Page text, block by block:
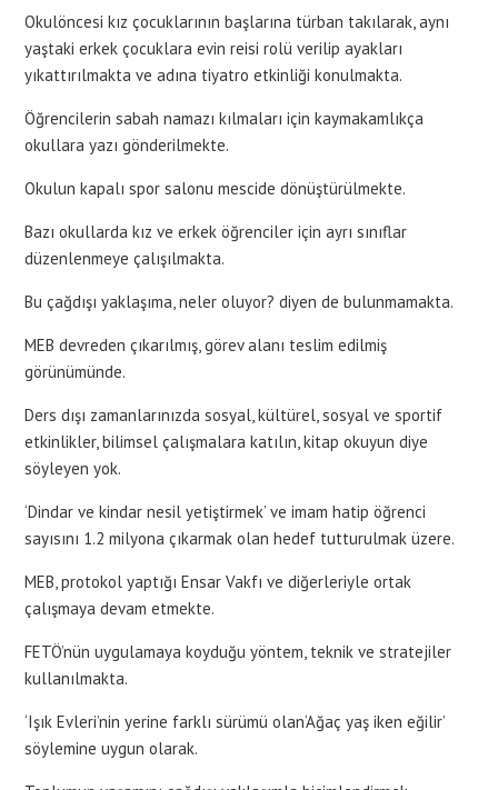
Okulöncesi kız çocuklarının başlarına türban takılarak, aynı
yaştaki erkek çocuklara evin reisi rolü verilip ayakları
yıkattırılmakta ve adına tiyatro etkinliği konulmakta.
Öğrencilerin sabah namazı kılmaları için kaymakamlıkça
okullara yazı gönderilmekte.
Okulun kapalı spor salonu mescide dönüştürülmekte.
Bazı okullarda kız ve erkek öğrenciler için ayrı sınıflar
düzenlenmeye çalışılmakta.
Bu çağdışı yaklaşıma, neler oluyor? diyen de bulunmamakta.
MEB devreden çıkarılmış, görev alanı teslim edilmiş
görünümünde.
Ders dışı zamanlarınızda sosyal, kültürel, sosyal ve sportif
etkinlikler, bilimsel çalışmalara katılın, kitap okuyun diye
söyleyen yok.
‘Dindar ve kindar nesil yetiştirmek’ ve imam hatip öğrenci
sayısını 1.2 milyona çıkarmak olan hedef tutturulmak üzere.
MEB, protokol yaptığı Ensar Vakfı ve diğerleriyle ortak
çalışmaya devam etmekte.
FETÖ’nün uygulamaya koyduğu yöntem, teknik ve stratejiler
kullanılmakta.
‘Işık Evleri’nin yerine farklı sürümü olan‘Ağaç yaş iken eğilir’
söylemine uygun olarak.